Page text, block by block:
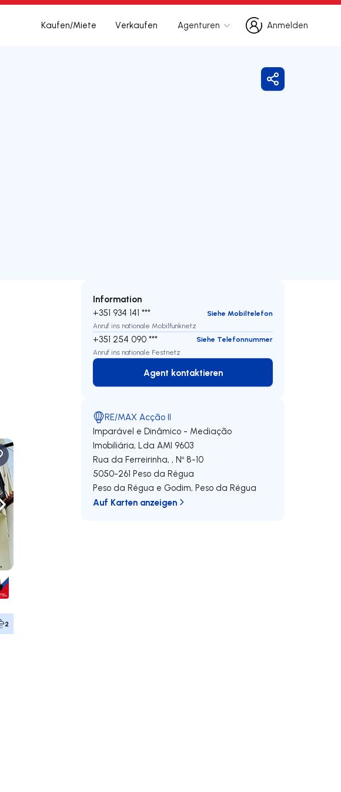
Kaufen/Miete Verkaufen Agenturen
Anmelden
Anmelden
Freigeben
Nach rechts navigieren
2
Information
+351 934 141 ***
Siehe Mobiltelefon
Anruf ins nationale Mobilfunknetz
+351 254 090 ***
Siehe Telefonnummer
Anruf ins nationale Festnetz
Agent kontaktieren
Agent kontaktieren
RE/MAX Acção II
Imparável e Dinâmico - Mediação
Imobiliária, Lda AMI 9603
Rua da Ferreirinha, , Nº 8-10
5050-261 Peso da Régua
Peso da Régua e Godim,Peso da Régua
Auf Karten anzeigen